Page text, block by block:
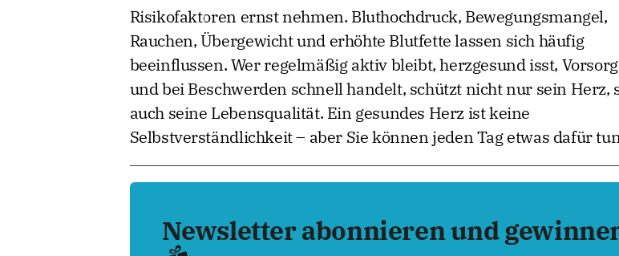
Risikofaktoren ernst nehmen. Bluthochdruck, Bewegungsmangel,
Rauchen, Übergewicht und erhöhte Blutfette lassen sich häufig
beeinflussen. Wer regelmäßig aktiv bleibt, herzgesund isst,
und bei Beschwerden schnell handelt, schützt nicht nur sein Herz,
auch seine Lebensqualität. Ein gesundes Herz ist keine
Selbstverständlichkeit – aber Sie können jeden Tag etwas dafür
Newsletter abonnieren und